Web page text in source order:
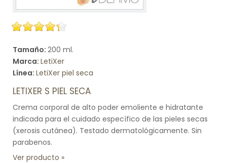
Tamaño: 200 ml.
Marca: LetiXer
Línea: LetiXer piel seca
LETIXER S PIEL SECA
Crema corporal de alto poder emoliente e hidratante
indicada para el cuidado específico de las pieles secas
(xerosis cutánea). Testado dermatológicamente. Sin
parabenos.
Ver producto